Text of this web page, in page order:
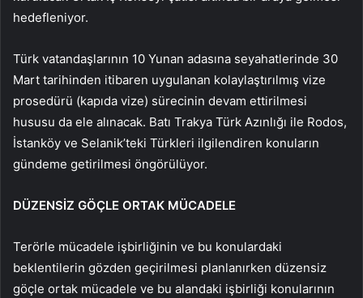
hedefleniyor.
Türk vatandaşlarının 10 Yunan adasına seyahatlerinde 30
Mart tarihinden itibaren uygulanan kolaylaştırılmış vize
prosedürü (kapıda vize) sürecinin devam ettirilmesi
hususu da ele alınacak. Batı Trakya Türk Azınlığı ile Rodos,
İstanköy ve Selanik’teki Türkleri ilgilendiren konuların
gündeme getirilmesi öngörülüyor.
DÜZENSİZ GÖÇLE ORTAK MÜCADELE
Terörle mücadele işbirliğinin ve bu konulardaki
beklentilerin gözden geçirilmesi planlanırken düzensiz
göçle ortak mücadele ve bu alandaki işbirliği konularının